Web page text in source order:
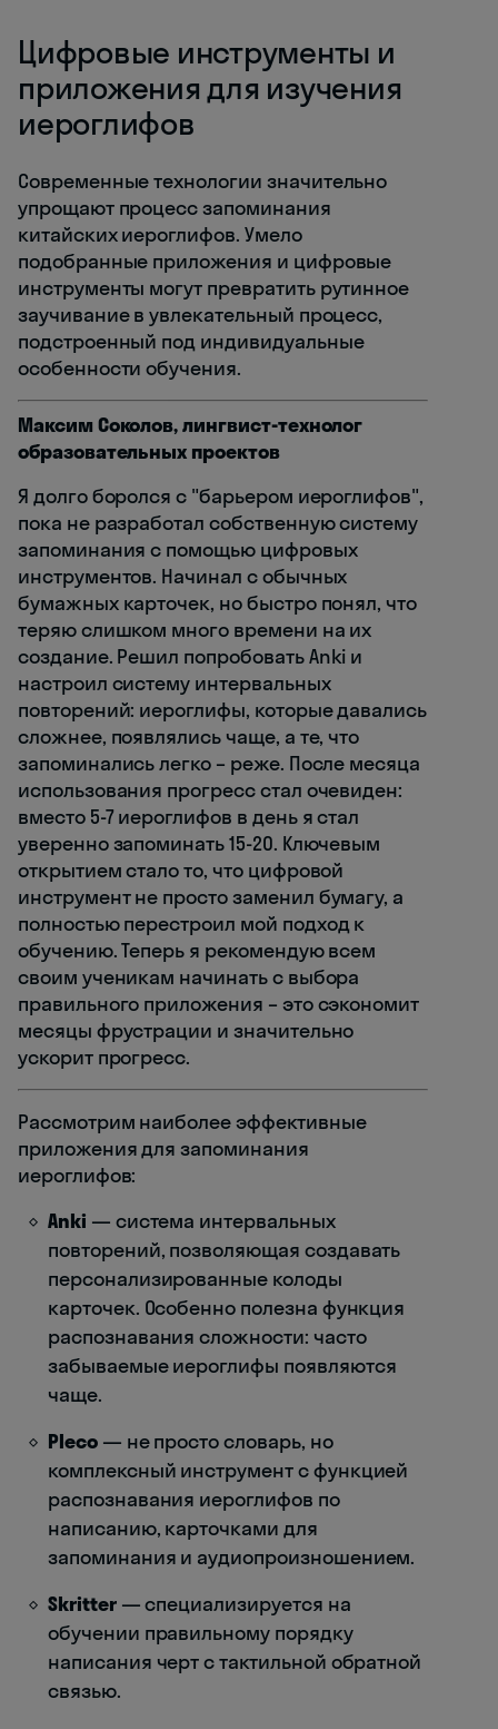
Цифровые инструменты и
приложения для изучения
иероглифов
Современные технологии значительно
упрощают процесс запоминания
китайских иероглифов. Умело
подобранные приложения и цифровые
инструменты могут превратить рутинное
заучивание в увлекательный процесс,
подстроенный под индивидуальные
особенности обучения.
Максим Соколов, лингвист-технолог
образовательных проектов
Я долго боролся с "барьером иероглифов",
пока не разработал собственную систему
запоминания с помощью цифровых
инструментов. Начинал с обычных
бумажных карточек, но быстро понял, что
теряю слишком много времени на их
создание. Решил попробовать Anki и
настроил систему интервальных
повторений: иероглифы, которые давались
сложнее, появлялись чаще, а те, что
запоминались легко – реже. После месяца
использования прогресс стал очевиден:
вместо 5-7 иероглифов в день я стал
уверенно запоминать 15-20. Ключевым
открытием стало то, что цифровой
инструмент не просто заменил бумагу, а
полностью перестроил мой подход к
обучению. Теперь я рекомендую всем
своим ученикам начинать с выбора
правильного приложения – это сэкономит
месяцы фрустрации и значительно
ускорит прогресс.
Рассмотрим наиболее эффективные
приложения для запоминания
иероглифов:
Anki — система интервальных
повторений, позволяющая создавать
персонализированные колоды
карточек. Особенно полезна функция
распознавания сложности: часто
забываемые иероглифы появляются
чаще.
Pleco— не просто словарь, но
комплексный инструмент с функцией
распознавания иероглифов по
написанию, карточками для
запоминания и аудиопроизношением.
Skritter— специализируется на
обучении правильному порядку
написания черт с тактильной обратной
связью.